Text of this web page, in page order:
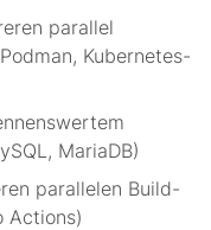
parallel
Kubernetes-
MariaDB)
parallelen Build-
Actions)